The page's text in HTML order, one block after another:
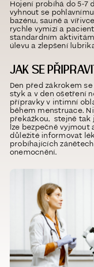
Hojení probíhá do5-7
vyhnout se
bazénu, sauně a
rychle vymizía
standardním
úlevu a zlepšení
JAK SE
Den před zákrokem
styk a v den ošetření
přípravky v intimní
během menstruace.
překážkou, stejně tak
lze bezpečně vyjmout
důležité informovat
probíhajících
onemocnění.